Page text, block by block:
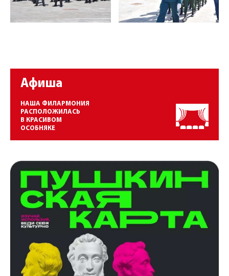
Афиша
НАША ФИЛАРМОНИЯ
РАСПОЛОЖИЛАСЬ
В КРАСИВОМ
ОСОБНЯКЕ